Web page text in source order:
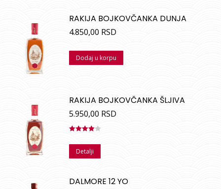
RAKIJA BOJKOVČANKA DUNJA
4.850,00 RSD
Dodaj u korpu
RAKIJA BOJKOVČANKA ŠLJIVA
5.950,00 RSD
sa4.00
od 5Detalji
DALMORE 12 YO